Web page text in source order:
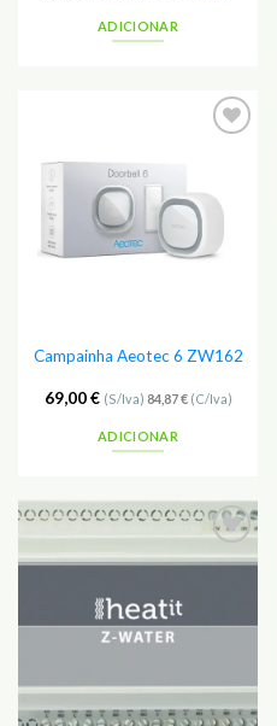
ADICIONAR
Campainha Aeotec 6 ZW162
69,00€ (S/Iva) 84,87€(C/Iva)
ADICIONAR
Adicionar